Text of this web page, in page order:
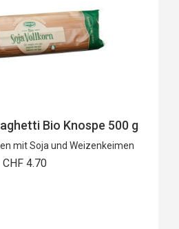
Bio Knospe 500 g
mit Soja und Weizenkeimen
CHF 4.70